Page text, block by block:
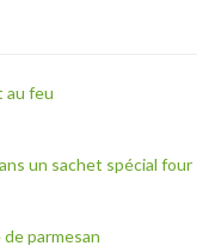
au feu
un sachet spécial four
parmesan